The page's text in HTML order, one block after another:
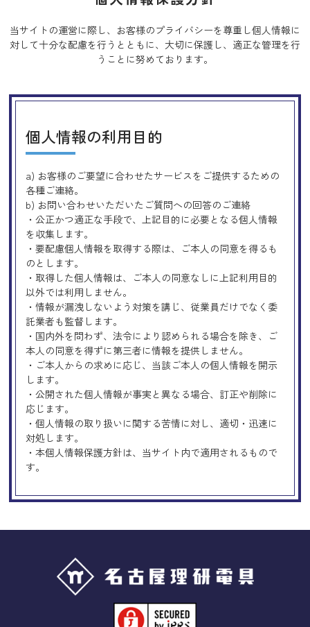
当サイトの運営に際し、お客様のプライバシーを尊重し個人情報に
対して十分な配慮を行うとともに、 大切に保護し、適正な管理を行
うことに努めております。
個人情報の利用目的
a) お客様のご要望に合わせたサービスをご提供するための
各種ご連絡。
b) お問い合わせいただいたご質問への回答のご連絡
・公正かつ適正な手段で、上記目的に必要となる個人情報
を収集します。
・要配慮個人情報を取得する際は、ご本人の同意を得るも
のとします。
・取得した個人情報は、ご本人の同意なしに上記利用目的
以外では利用しません。
・情報が漏洩しないよう対策を講じ、従業員だけでなく委
託業者も監督します。
・国内外を問わず、法令により認められる場合を除き、ご
本人の同意を得ずに第三者に情報を提供しません。
・ご本人からの求めに応じ、当該ご本人の個人情報を開示
します。
・公開された個人情報が事実と異なる場合、訂正や削除に
応じます。
・個人情報の取り扱いに関する苦情に対し、適切・迅速に
対処します。
・本個人情報保護方針は、当サイト内で適用されるもので
す。
Googleアナリティクスの使用につい
当サイトでは、より良いサービスの提供、またユーザビリ
ティの向上のため、Googleアナリティクスを使用し、当サ
イトの利用状況などのデータ収集及び解析を行っておりま
す。その際、「Cookie」を通じて、Googleがお客様のIPア
ドレスなどの情報を収集する場合がありますが、